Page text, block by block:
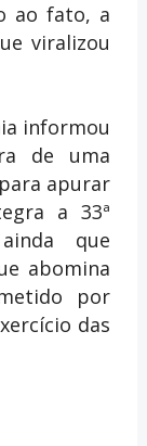
ao fato, a
viralizou
informou
de uma
apurar
a 33ª
que
abomina
por
das